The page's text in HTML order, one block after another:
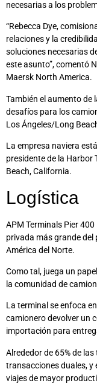
necesarias a los
“Rebecca Dye,
relaciones y la
soluciones necesarias
este asunto”, comentó
Maersk North America.
También el aumento
desafíos para los
Los Ángeles/Long
La empresa naviera
presidente de la Harbor
Beach, California.
Logística
APM Terminals Pier
privada más grande del
América del Norte.
Como tal, juega un
la comunidad de
La terminal se enfoca
camionero devolver un
importación para
Alrededor de 65% de
transacciones duales, y
viajes de mayor